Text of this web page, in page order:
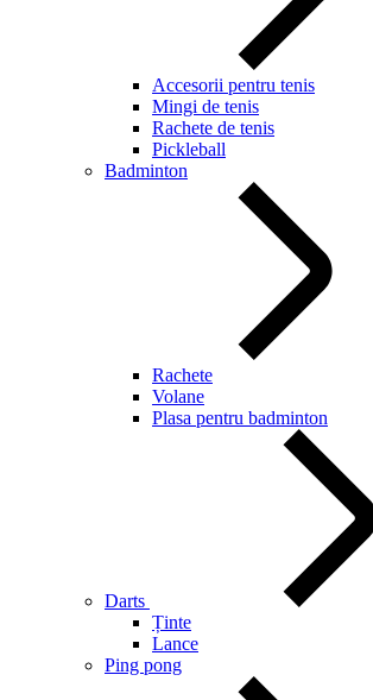
Accesorii pentru tenis
Mingi de tenis
Rachete de tenis
Pickleball
Badminton
Rachete
Volane
Plasa pentru badminton
Darts
Ținte
Lance
Ping pong